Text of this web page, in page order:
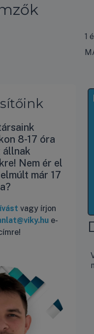
1
8-17 óra
állnak
Nem ér el
már 17
vagy írjon
e-